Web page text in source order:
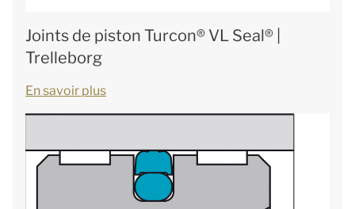
Joints de piston Turcon® VL Seal® |
Trelleborg
En savoir plus